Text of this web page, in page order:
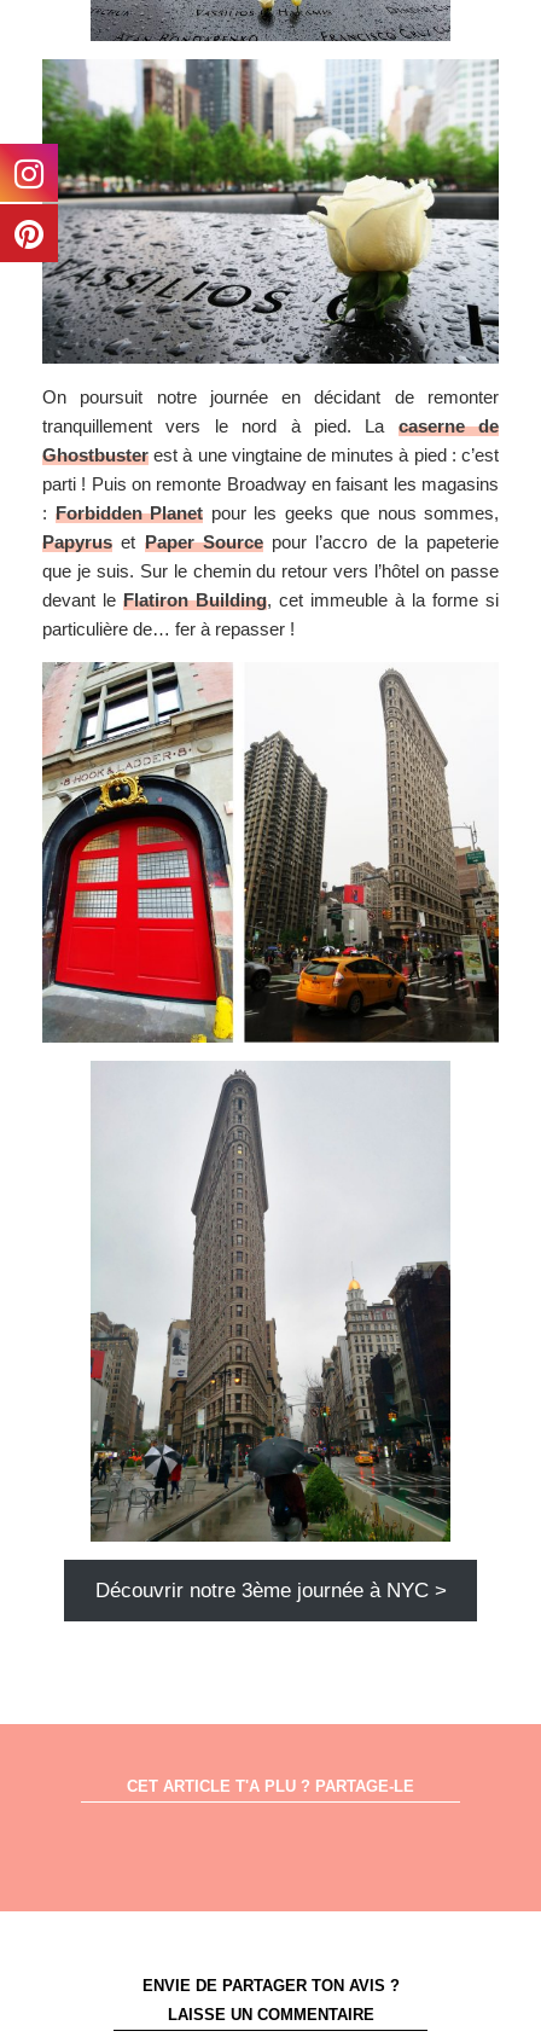
On poursuit notre journée en décidant de remonter
tranquillement vers le nord à pied. La caserne de
Ghostbuster est à une vingtaine de minutes à pied : c’est
parti ! Puis on remonte Broadway en faisant les magasins
: Forbidden Planet pour les geeks que nous sommes,
Papyrus et Paper Sourcepour l’accro de la papeterie
que je suis. Sur le chemin du retour vers l’hôtel on passe
devant le Flatiron Building, cet immeuble à la forme si
particulière de… fer à repasser !
Découvrir notre 3ème journée à NYC >
CET ARTICLE T'A PLU ? PARTAGE-LE
ENVIE DE PARTAGER TON AVIS ?
LAISSE UN COMMENTAIRE